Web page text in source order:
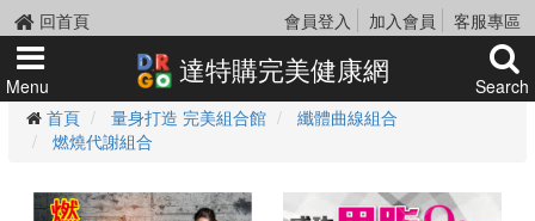
回首頁 會員登入 加入會員 客服專區
Menu 達特購完美健康網
Search
首頁
量身打造 完美組合館
纖體曲線組合
燃燒代謝組合